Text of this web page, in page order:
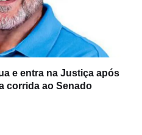
e entra na Justiça após
corrida ao Senado